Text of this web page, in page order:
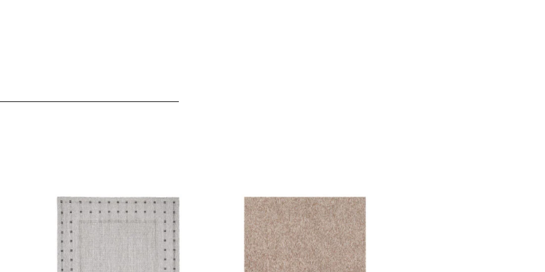
Betreibern zu verstehen, wie sich verschiedene Benutzer auf der Website verhalten,
sammeln und melden.
Meine Einstellungen speichern Alle akzeptieren